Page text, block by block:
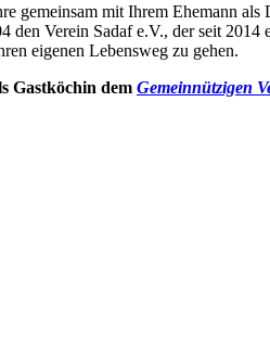
gemeinsam mit Ihrem Ehemann
Verein Sadaf e.V., der seit
eigenen Lebensweg zu gehen.
Gastköchin dem Gemeinnützigen